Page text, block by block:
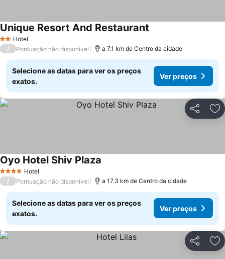
2 Estrelas
Hotel
Unique Resort And Restaurant
/ Pontuação não disponível a 7.1 km de Centro da cidade
Selecione as datas para ver os preços
exatos.
Ver preços
Partilhar
4 EstrelasHotel
Oyo Hotel Shiv Plaza
/ Pontuação não disponível a 17.3 km de Centro da cidade
Selecione as datas para ver os preços
exatos.
Ver preços
Partilhar